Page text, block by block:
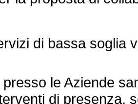
di bassa soglia
le Aziende
di presenza,